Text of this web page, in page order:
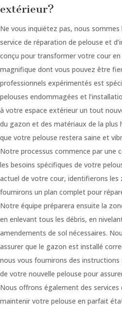
extérieur?
Ne vous inquiétez pas, nous
service de réparation de pelouse et
conçu pour transformer votre cour
magnifique dont vous pouvez être
professionnels expérimentés est
pelouses endommagées et
à votre espace extérieur un tout
du gazon et des matériaux de la
que votre pelouse restera saine et
Notre processus commence par une
les besoins spécifiques de votre
actuel de votre cour, identifierons
fournirons un plan complet pour
Notre équipe préparera ensuite la
en enlevant tous les débris, en
amendements de sol nécessaires.
assurer que le gazon est installé
nous vous fournirons des instructions
de votre nouvelle pelouse pour
Nous offrons également des services
maintenir votre pelouse en parfait